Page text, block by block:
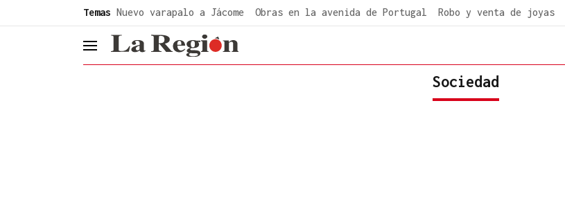
Temas Nuevo varapalo a Jácome Obras en la avenida de Portugal Robo y venta de joyas
header.menu.open
Sociedad